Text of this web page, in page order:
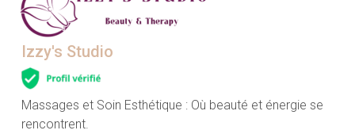
Izzy's Studio
Massages et Soin Esthétique : Où beauté et énergie se
rencontrent.